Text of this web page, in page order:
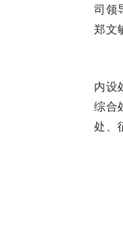
司领
郑文
内设
综合
处、